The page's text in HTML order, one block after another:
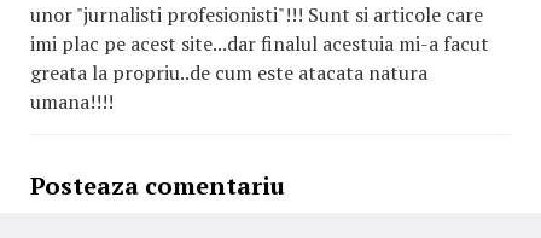
unor "jurnalisti profesionisti"!!! Sunt si articole care
imi plac pe acest site...dar finalul acestuia mi-a facut
greata la propriu..de cum este atacata natura
umana!!!!
Posteaza comentariu